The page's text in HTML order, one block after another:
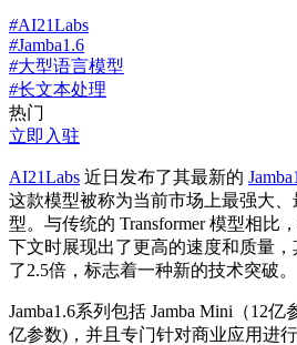
#AI21Labs
#Jamba1.6
#大型语言模型
#长文本处理
热门
立即入驻
AI21Labs 近日发布了其最新的
这款模型被称为当前市场上最强大、
型。与传统的 Transformer 模型相比
下文时展现出了更高的速度和质量
了2.5倍，标志着一种新的技术突破。
Jamba1.6系列包括 Jamba Mini（12亿
亿参数)，并且专门针对商业应用进